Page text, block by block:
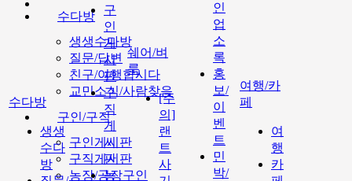
수다방
생생수다방
질문/답변
친구/여행합시다
교민소식/사람찾음
구인/구직
구인게시판
구직게시판
농장/공장구인
수다방
생생
수다
방
구
인
게
시
판
구
직
게
시
판
농
쉐어/벼
룩
[주
의]
랜
트
사
인
업
소
록
홍
보/
이
벤
트
민
박/
여행/카
페
여
행
카